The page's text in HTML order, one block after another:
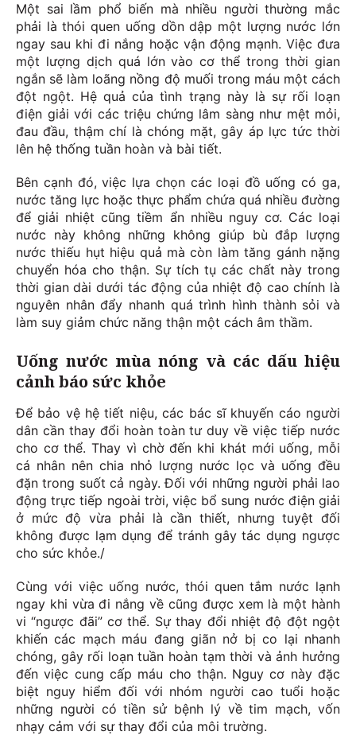
Một sai lầm phổ biến mà nhiều người thường mắc
phải là thói quen uống dồn dập một lượng nước lớn
ngay sau khi đi nắng hoặc vận động mạnh. Việc đưa
một lượng dịch quá lớn vào cơ thể trong thời gian
ngắn sẽ làm loãng nồng độ muối trong máu một cách
đột ngột. Hệ quả của tình trạng này là sự rối loạn
điện giải với các triệu chứng lâm sàng như mệt mỏi,
đau đầu, thậm chí là chóng mặt, gây áp lực tức thời
lên hệ thống tuần hoàn và bài tiết.
Bên cạnh đó, việc lựa chọn các loại đồ uống có ga,
nước tăng lực hoặc thực phẩm chứa quá nhiều đường
để giải nhiệt cũng tiềm ẩn nhiều nguy cơ. Các loại
nước này không những không giúp bù đắp lượng
nước thiếu hụt hiệu quả mà còn làm tăng gánh nặng
chuyển hóa cho thận. Sự tích tụ các chất này trong
thời gian dài dưới tác động của nhiệt độ cao chính là
nguyên nhân đẩy nhanh quá trình hình thành sỏi và
làm suy giảm chức năng thận một cách âm thầm.
Uống nước mùa nóng và các dấu hiệu
cảnh báo sức khỏe
Để bảo vệ hệ tiết niệu, các bác sĩ khuyến cáo người
dân cần thay đổi hoàn toàn tư duy về việc tiếp nước
cho cơ thể. Thay vì chờ đến khi khát mới uống, mỗi
cá nhân nên chia nhỏ lượng nước lọc và uống đều
đặn trong suốt cả ngày. Đối với những người phải lao
động trực tiếp ngoài trời, việc bổ sung nước điện giải
ở mức độ vừa phải là cần thiết, nhưng tuyệt đối
không được lạm dụng để tránh gây tác dụng ngược
cho sức khỏe./
Cùng với việc uống nước, thói quen tắm nước lạnh
ngay khi vừa đi nắng về cũng được xem là một hành
vi “ngược đãi” cơ thể. Sự thay đổi nhiệt độ đột ngột
khiến các mạch máu đang giãn nở bị co lại nhanh
chóng, gây rối loạn tuần hoàn tạm thời và ảnh hưởng
đến việc cung cấp máu cho thận. Nguy cơ này đặc
biệt nguy hiểm đối với nhóm người cao tuổi hoặc
những người có tiền sử bệnh lý về tim mạch, vốn
nhạy cảm với sự thay đổi của môi trường.